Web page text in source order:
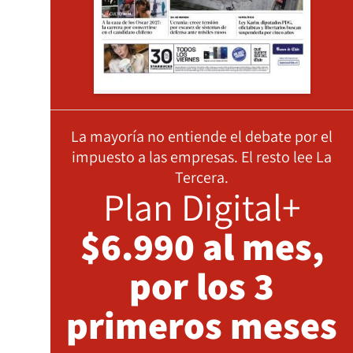
La mayoría no entiende el debate por el
impuesto a las empresas. El resto lee La
Tercera.
Plan Digital+
$6.990 al mes,
por los 3
primeros meses